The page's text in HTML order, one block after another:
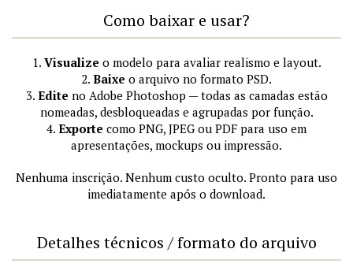
Como baixar e usar?
1. Visualize o modelo para avaliar realismo e layout.
2. Baixe o arquivo no formato PSD.
3. Edite no Adobe Photoshop — todas as camadas estão
nomeadas, desbloqueadas e agrupadas por função.
4. Exporte como PNG, JPEG ou PDF para uso em
apresentações, mockups ou impressão.
Nenhuma inscrição. Nenhum custo oculto. Pronto para uso
imediatamente após o download.
Detalhes técnicos / formato do arquivo